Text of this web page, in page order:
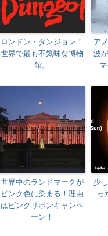
ロンドン・ダンジョン！
世界で最も不気味な博物
館。
ア
波
世界中のランドマークが
ピンク色に染まる！理由
はピンクリボンキャンペ
ーン！
少
っ